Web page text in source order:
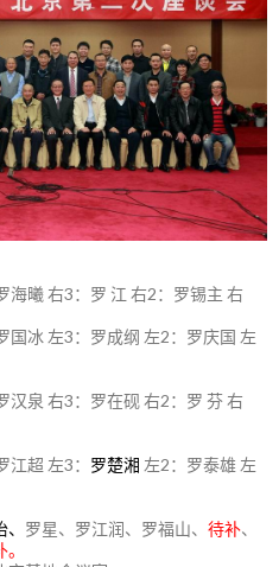
海曦 右3：罗 江 右2：罗锡主 右
国冰 左3：罗成纲 左2：罗庆国 左
汉泉 右3：罗在砚 右2：罗 芬 右
超 左3： 罗楚湘 左2：罗泰雄 左
罗星、罗江润、罗福山、 待补、